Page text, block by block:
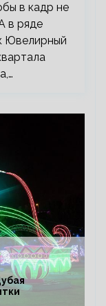
в кадр не
в ряде
Ювелирный